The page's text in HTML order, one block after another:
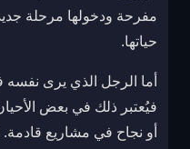
مفرحة ودخولها مرحلة
حياتها.
أما الرجل الذي يرى
فيُعتبر ذلك في بعض
أو نجاح في مشاريع